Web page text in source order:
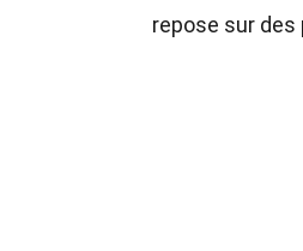
repose sur